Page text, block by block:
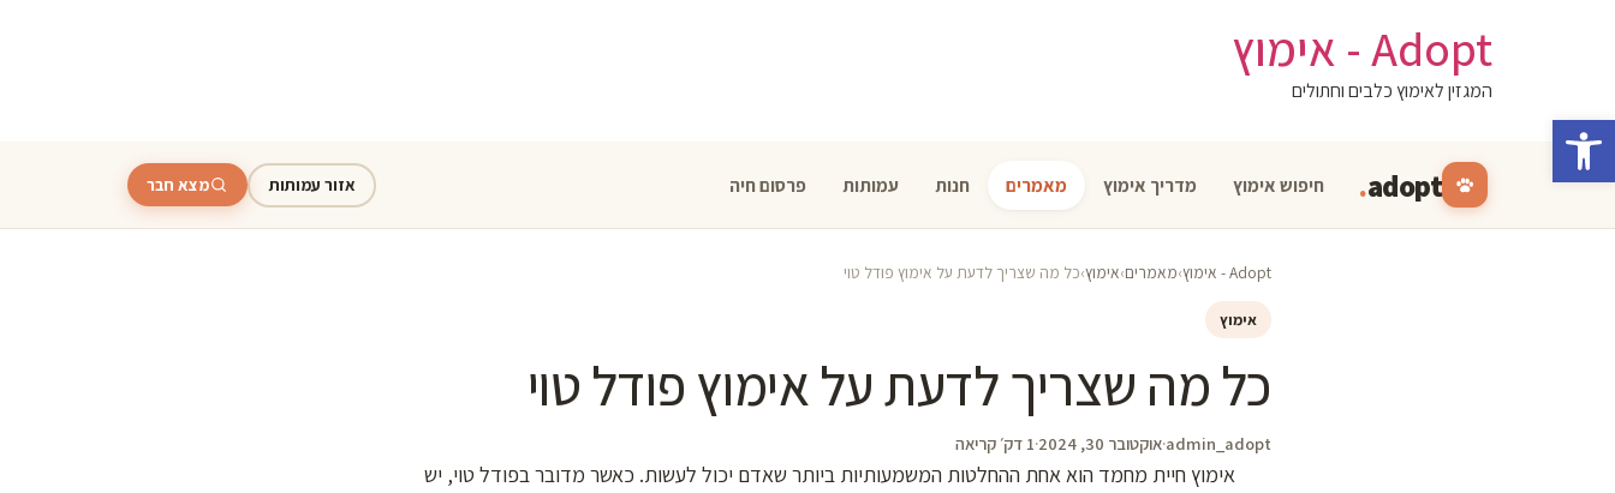
פתח סרגל נגישות
Adopt - אימוץ
המגזין לאימוץ כלבים וחתולים
adopt
. חיפוש אימוץ מדריך אימוץ מאמרים חנות עמותות פרסום חיה אזור עמותות מצא חבר
Adopt - אימוץ ›מאמרים›אימוץ›כל מה שצריך לדעת על אימוץ פודל טוי
אימוץ
כל מה שצריך לדעת על אימוץ פודל טוי
admin_adopt
·אוקטובר 30, 2024 ·1 דק׳ קריאה
אימוץ חיית מחמד הוא אחת ההחלטות המשמעותיות ביותר שאדם יכול לעשות. כאשר מדובר בפודל טוי, יש